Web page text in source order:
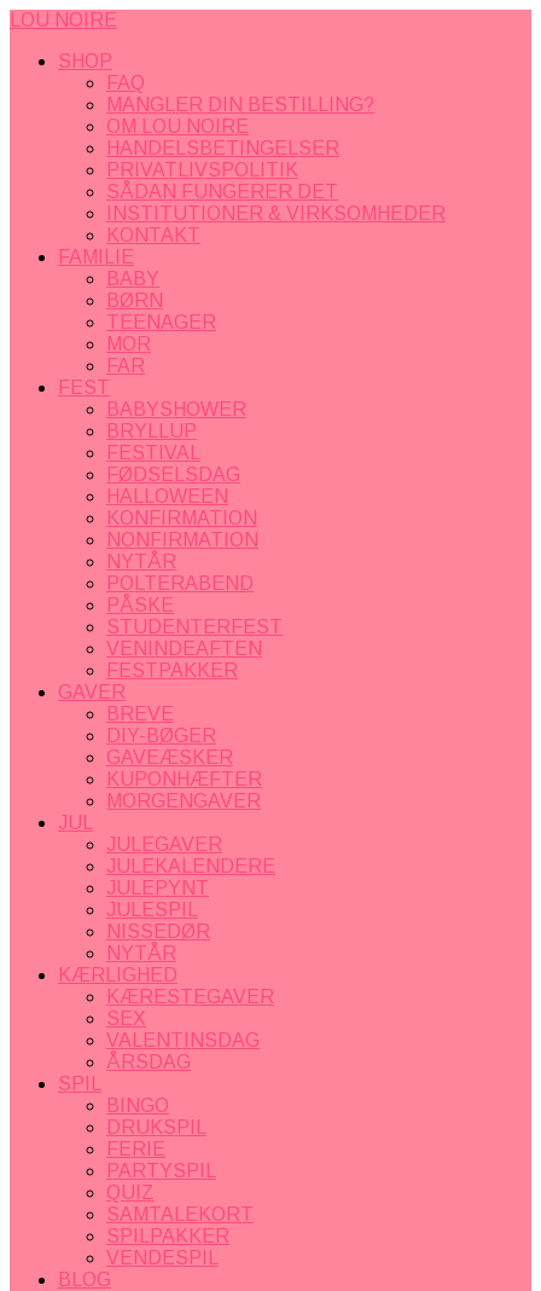
LOU NOIRE
SHOP
FAQ
MANGLER DIN BESTILLING?
OM LOU NOIRE
HANDELSBETINGELSER
PRIVATLIVSPOLITIK
SÅDAN FUNGERER DET
INSTITUTIONER & VIRKSOMHEDER
KONTAKT
FAMILIE
BABY
BØRN
TEENAGER
MOR
FAR
FEST
BABYSHOWER
BRYLLUP
FESTIVAL
FØDSELSDAG
HALLOWEEN
KONFIRMATION
NONFIRMATION
NYTÅR
POLTERABEND
PÅSKE
STUDENTERFEST
VENINDEAFTEN
FESTPAKKER
GAVER
BREVE
DIY-BØGER
GAVEÆSKER
KUPONHÆFTER
MORGENGAVER
JUL
JULEGAVER
JULEKALENDERE
JULEPYNT
JULESPIL
NISSEDØR
NYTÅR
KÆRLIGHED
KÆRESTEGAVER
SEX
VALENTINSDAG
ÅRSDAG
SPIL
BINGO
DRUKSPIL
FERIE
PARTYSPIL
QUIZ
SAMTALEKORT
SPILPAKKER
VENDESPIL
BLOG